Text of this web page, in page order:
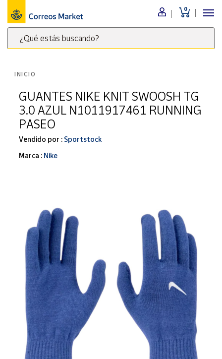
0
¿Qué estás buscando?
clave
para
buscar
productos
Correos
Menú
Nuestro
catálogo
Alimentación
Bebidas
Ocio y cultura
Juguetes y
juegos
Libros y
Artesanía
Oficina y
Papelería
Para Canarias,
Ceuta y Melilla
populares
Bono
Cultural
INICIO
GUANTES NIKE KNIT SWOOSH TG
3.0 AZUL N1011917461 RUNNING
PASEO
Vendido por : Sportstock
Marca : Nike